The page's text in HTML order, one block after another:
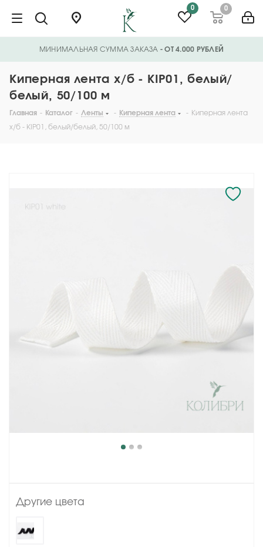
0 0
МИНИМАЛЬНАЯ СУММА ЗАКАЗА - ОТ 4.000 РУБЛЕЙ
Киперная лента х/б - KIP01, белый/
белый, 50/100 м
Главная - Каталог - Ленты - Киперная лента - Киперная лента
х/б - KIP01, белый/белый, 50/100 м
Другие цвета